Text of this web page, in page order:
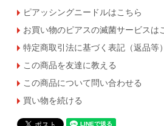
ピアッシングニードルはこちら
お買い物のピアスの滅菌サービスは
特定商取引法に基づく表記（返品等）
この商品を友達に教える
この商品について問い合わせる
買い物を続ける